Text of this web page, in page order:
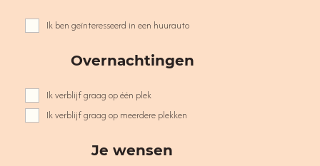
Ik ben geïnteresseerd in een huurauto
Overnachtingen
Ik verblijf graag op één plek
Ik verblijf graag op meerdere plekken
Je wensen